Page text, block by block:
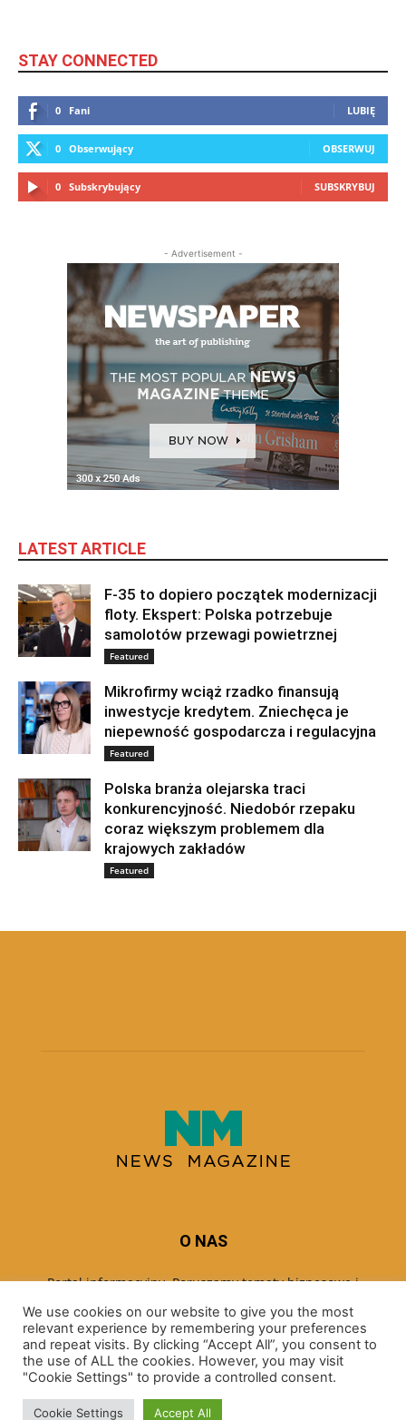
STAY CONNECTED
0 Fani LUBIĘ
0 Obserwujący OBSERWUJ
0 Subskrybujący SUBSKRYBUJ
- Advertisement -
LATEST ARTICLE
F-35 to dopiero początek modernizacji
floty. Ekspert: Polska potrzebuje
samolotów przewagi powietrznej
Featured
Mikrofirmy wciąż rzadko finansują
inwestycje kredytem. Zniechęca je
niepewność gospodarcza i regulacyjna
Featured
Polska branża olejarska traci
konkurencyjność. Niedobór rzepaku
coraz większym problemem dla
krajowych zakładów
Featured
O NAS
Portal informacyjny. Poruszamy tematy biznesowe i
PODĄŻAJ ZA NAMI
We use cookies on our website to give you the most
relevant experience by remembering your preferences
and repeat visits. By clicking “Accept All”, you consent to
the use of ALL the cookies. However, you may visit
"Cookie Settings" to provide a controlled consent.
Cookie Settings Accept All